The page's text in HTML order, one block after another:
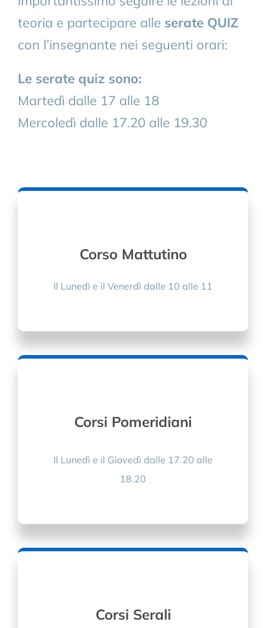
teoria e partecipare alle serate QUIZ
con l’insegnante nei seguenti orari:
Le serate quiz sono:
Martedì dalle 17 alle 18
Mercoledì dalle 17.20 alle 19.30
Corso Mattutino
Il Lunedì e il Venerdì dalle 10 alle 11
Corsi Pomeridiani
Il Lunedì e il Giovedì dalle 17.20 alle
18.20
Corsi Serali